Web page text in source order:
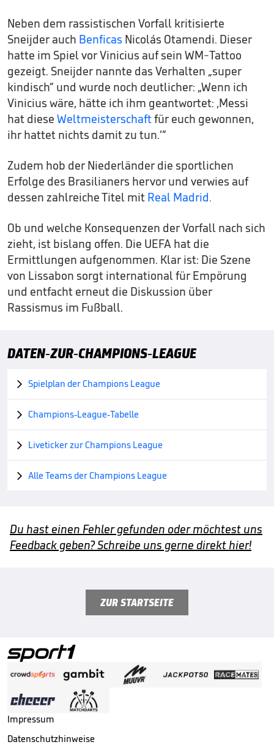
Neben dem rassistischen Vorfall kritisierte
Sneijder auch Benficas Nicolás Otamendi. Dieser
hatte im Spiel vor Vinicius auf sein WM-Tattoo
gezeigt. Sneijder nannte das Verhalten „super
kindisch“ und wurde noch deutlicher: „Wenn ich
Vinicius wäre, hätte ich ihm geantwortet: ‚Messi
hat diese Weltmeisterschaftfür euch gewonnen,
ihr hattet nichts damit zu tun.‘“
Zudem hob der Niederländer die sportlichen
Erfolge des Brasilianers hervor und verwies auf
dessen zahlreiche Titel mit Real Madrid.
Ob und welche Konsequenzen der Vorfall nach sich
zieht, ist bislang offen. Die UEFA hat die
Ermittlungen aufgenommen. Klar ist: Die Szene
von Lissabon sorgt international für Empörung
und entfacht erneut die Diskussion über
Rassismus im Fußball.
DATEN-ZUR-CHAMPIONS-LEAGUE
 Spielplan der Champions League
 Champions-League-Tabelle
 Liveticker zur Champions League
 Alle Teams der Champions League
Du hast einen Fehler gefunden oder möchtest uns
Feedback geben? Schreibe uns gerne direkt hier!
ZUR STARTSEITE
Impressum
Datenschutzhinweise